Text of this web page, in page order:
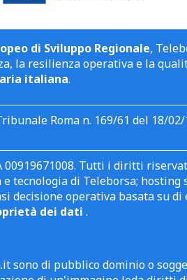
di Sviluppo Regionale,
la resilienza operativa e la
italiana.
Roma n. 169/61 del 18/
00919671008. Tutti i diritti
tecnologia di Teleborsa;
decisione operativa basata su
dei dati .
sono di pubblico dominio o